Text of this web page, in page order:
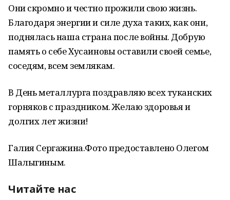
Они скромно и честно прожили свою жизнь.
Благодаря энергии и силе духа таких, как они,
поднялась наша страна после войны. Добрую
память о себе Хусаиновы оставили своей семье,
соседям, всем землякам.
В День металлурга поздравляю всех туканских
горняков с праздником. Желаю здоровья и
долгих лет жизни!
Галия Сергажина.Фото предоставлено Олегом
Шалыгиным.
Читайте нас